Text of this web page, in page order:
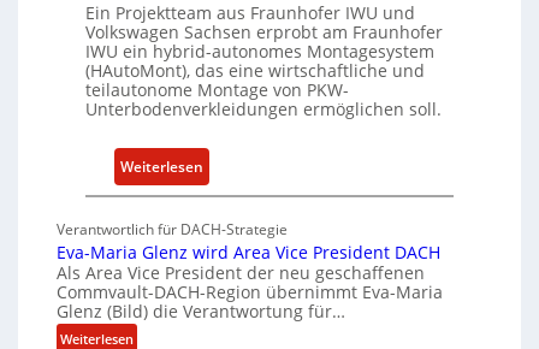
u
n
d
K
I
i
t
u
t
e
t
c
k
e
Ein Projektteam aus Fraunhofer IWU und
Volkswagen Sachsen erprobt am Fraunhofer
IWU ein hybrid-autonomes Montagesystem
(HAutoMont), das eine wirtschaftliche und
teilautonome Montage von PKW-
Unterbodenverkleidungen ermöglichen soll.
Weiterlesen
P
W
-
U
n
Verantwortlich für DACH-Strategie
Eva-Maria Glenz wird Area Vice President DACH
Als Area Vice President der neu geschaffenen
Commvault-DACH-Region übernimmt Eva-Maria
Glenz (Bild) die Verantwortung für…
Weiterlesen: